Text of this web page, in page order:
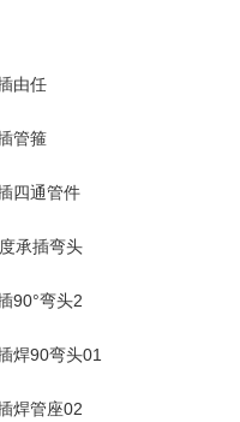
由任
管箍
四通管件
承插弯头
90°弯头2
焊90弯头01
焊管座02